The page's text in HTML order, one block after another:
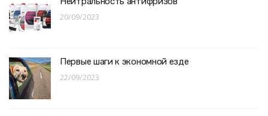
20/09/2023
Первые шаги к экономной езде
22/09/2023